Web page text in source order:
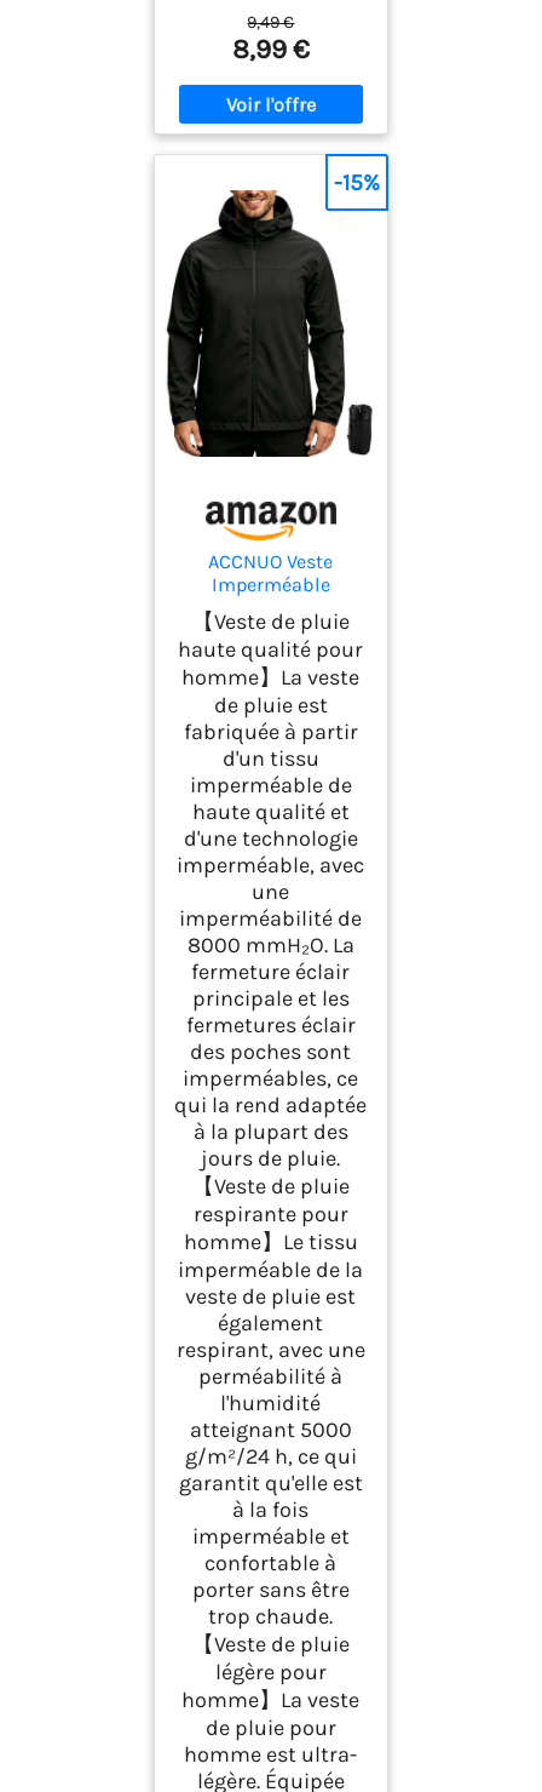
9,49 €
8,99 €
ACCNUO Veste
Imperméable
Homme
Imperméable et
légère Veste de pluie
pour homme veste de
pluie pour le
cyclisme, la
randonnée et
l'escalade
【Veste de pluie
haute qualité pour
homme】La veste
de pluie est
fabriquée à partir
d'un tissu
imperméable de
haute qualité et
d'une technologie
imperméable, avec
une
imperméabilité de
8000 mmH₂O. La
fermeture éclair
principale et les
fermetures éclair
des poches sont
imperméables, ce
qui la rend adaptée
à la plupart des
jours de pluie.
【Veste de pluie
respirante pour
homme】Le tissu
imperméable de la
veste de pluie est
également
respirant, avec une
perméabilité à
l'humidité
atteignant 5000
g/m²/24 h, ce qui
garantit qu'elle est
à la fois
imperméable et
confortable à
porter sans être
trop chaude.
【Veste de pluie
légère pour
homme】La veste
de pluie pour
homme est ultra-
légère. Équipée
-15%